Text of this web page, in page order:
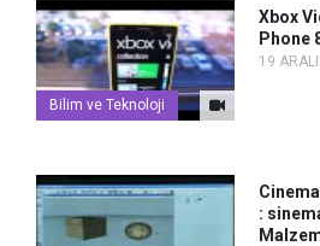
Bilim ve Teknoloji
Xbox
Phone
19
: